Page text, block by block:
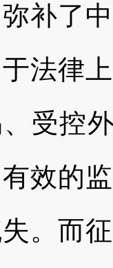
补了
法律
受控
效的
。而